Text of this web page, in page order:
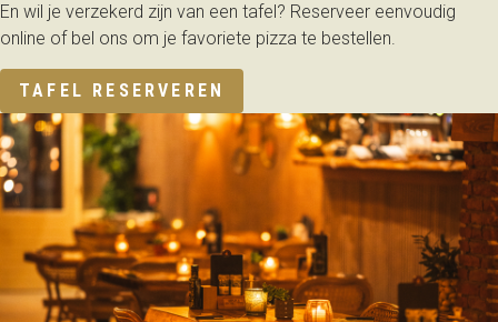
En wil je verzekerd zijn van een tafel? Reserveer eenvoudig
online of bel ons om je favoriete pizza te bestellen.
TAFEL RESERVEREN